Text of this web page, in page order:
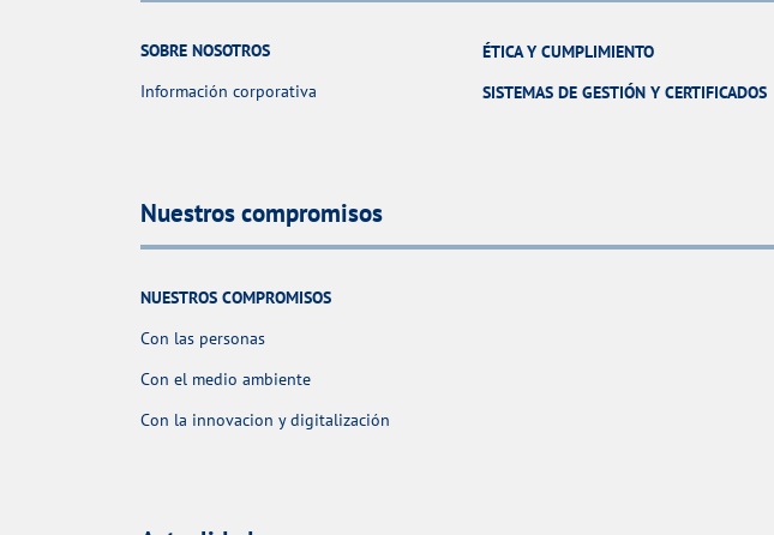
SOBRE NOSOTROS
Información corporativa
ÉTICA Y CUMPLIMIENTO
SISTEMAS DE GESTIÓN Y CERTIFICADOS
Nuestros compromisos
NUESTROS COMPROMISOS
Con las personas
Con el medio ambiente
Con la innovacion y digitalización